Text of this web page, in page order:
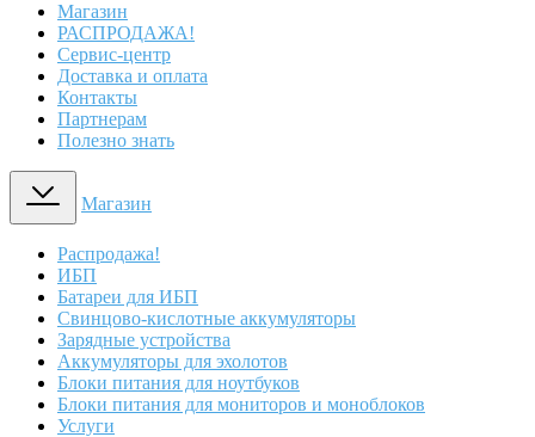
Магазин
РАСПРОДАЖА!
Сервис-центр
Доставка и оплата
Контакты
Партнерам
Полезно знать
Магазин
Распродажа!
ИБП
Батареи для ИБП
Свинцово-кислотные аккумуляторы
Зарядные устройства
Аккумуляторы для эхолотов
Блоки питания для ноутбуков
Блоки питания для мониторов и моноблоков
Услуги